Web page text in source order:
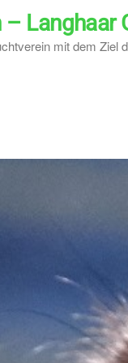
– Langhaar
mit dem Ziel